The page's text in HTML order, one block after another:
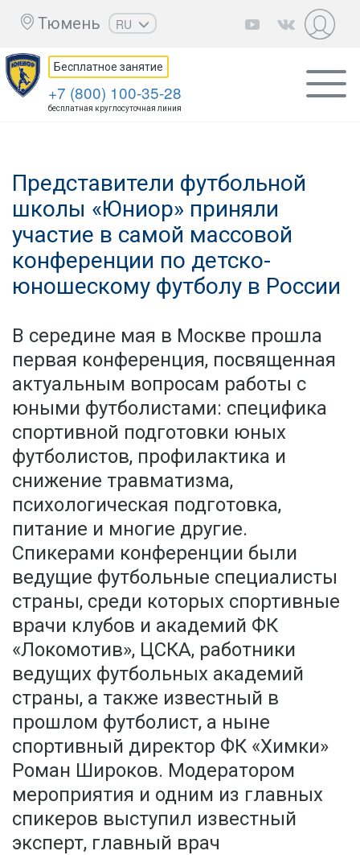
Тюмень
RU
EN
UZ
KZ
Бесплатное занятие
+7 (800) 100-35-28
бесплатная круглосуточная линия
Представители футбольной
школы «Юниор» приняли
участие в самой массовой
конференции по детско-
юношескому футболу в России
В середине мая в Москве прошла
первая конференция, посвященная
актуальным вопросам работы с
юными футболистами: специфика
спортивной подготовки юных
футболистов, профилактика и
снижение травматизма,
психологическая подготовка,
питание и многие другие.
Спикерами конференции были
ведущие футбольные специалисты
страны, среди которых спортивные
врачи клубов и академий ФК
«Локомотив», ЦСКА, работники
ведущих футбольных академий
страны, а также известный в
прошлом футболист, а ныне
спортивный директор ФК «Химки»
Роман Широков. Модератором
мероприятия и одним из главных
спикеров выступил известный
эксперт, главный врач